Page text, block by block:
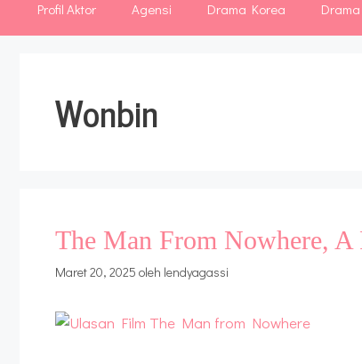
Profil Aktor Agensi Drama Korea
Wonbin
The Man From Nowhere,
Maret 20, 2025 oleh lendyagassi